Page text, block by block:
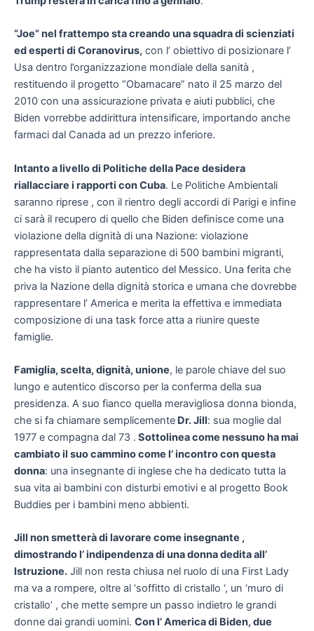
“Joe” nel frattempo sta creando una squadra di scienziati
ed esperti di Coranovirus, con l’ obiettivo di posizionare l’
Usa dentro l’organizzazione mondiale della sanità ,
restituendo il progetto “Obamacare” nato il 25 marzo del
2010 con una assicurazione privata e aiuti pubblici, che
Biden vorrebbe addirittura intensificare, importando anche
farmaci dal Canada ad un prezzo inferiore.
Intanto a livello di Politiche della Pace desidera
riallacciare i rapporti con Cuba. Le Politiche Ambientali
saranno riprese , con il rientro degli accordi di Parigi e infine
ci sarà il recupero di quello che Biden definisce come una
violazione della dignità di una Nazione: violazione
rappresentata dalla separazione di 500 bambini migranti,
che ha visto il pianto autentico del Messico. Una ferita che
priva la Nazione della dignità storica e umana che dovrebbe
rappresentare l’ America e merita la effettiva e immediata
composizione di una task force atta a riunire queste
famiglie.
Famiglia, scelta, dignità, unione, le parole chiave del suo
lungo e autentico discorso per la conferma della sua
presidenza. A suo fianco quella meravigliosa donna bionda,
che si fa chiamare semplicemente Dr. Jill: sua moglie dal
1977 e compagna dal 73 . Sottolinea come nessuno ha mai
cambiato il suo cammino come l’ incontro con questa
donna: una insegnante di inglese che ha dedicato tutta la
sua vita ai bambini con disturbi emotivi e al progetto Book
Buddies per i bambini meno abbienti.
Jill non smetterà di lavorare come insegnante ,
dimostrando l’ indipendenza di una donna dedita all’
Istruzione. Jill non resta chiusa nel ruolo di una First Lady
ma va a rompere, oltre al ‘soffitto di cristallo ‘, un ‘muro di
cristallo’ , che mette sempre un passo indietro le grandi
donne dai grandi uomini. Con l’ America di Biden, due